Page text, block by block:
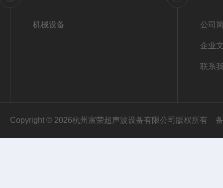
机械设备 公司
企业
联系
Copyright © 2026杭州宸荣超声波设备有限公司版权所有